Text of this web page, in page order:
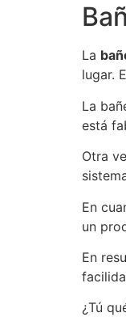
La
lugar.
La
está
Otra
En
un
En
¿Tú